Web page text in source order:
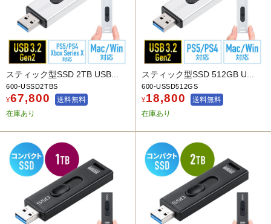
スティック型SSD 2TB USB...
600-USSD2TBS
¥67,800
送料無料
在庫あり
スティック型SSD 512GB U...
600-USSD512GS
¥18,800
送料無料
在庫あり